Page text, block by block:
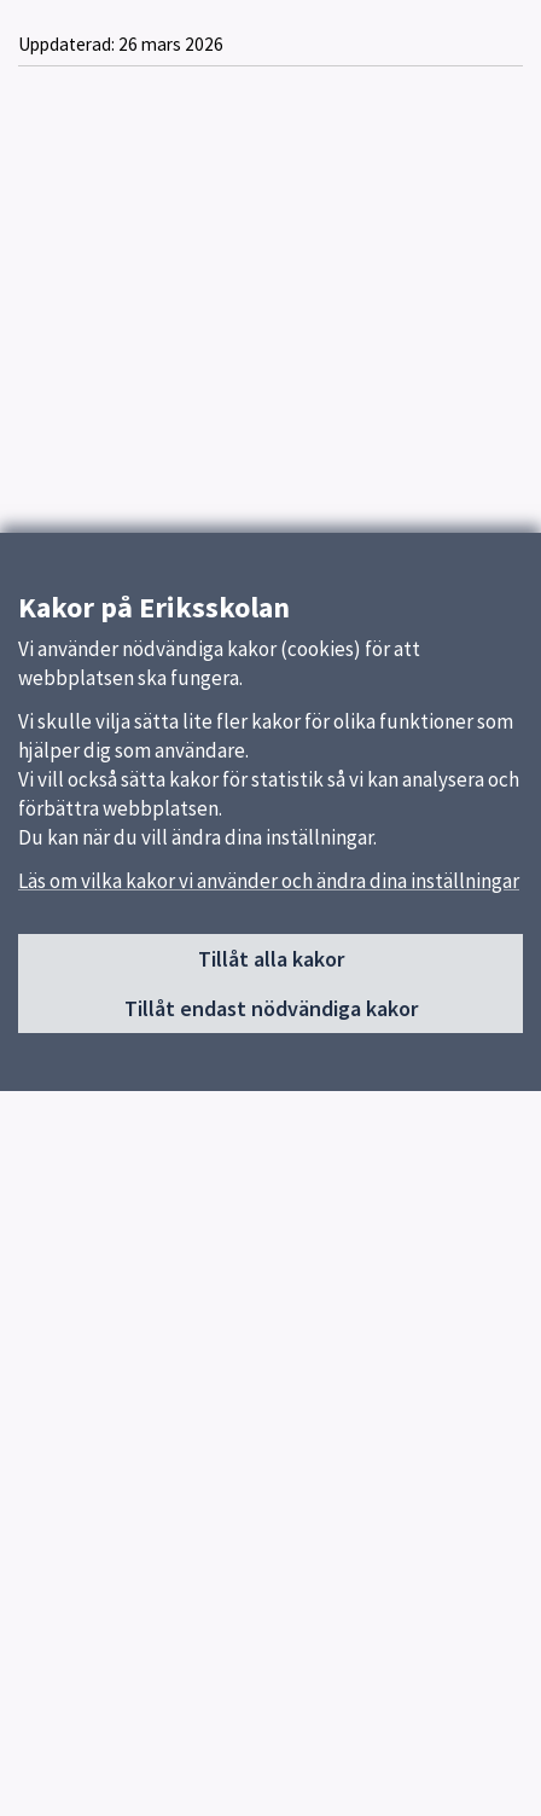
Uppdaterad: 26 mars 2026
Kakor på Eriksskolan
Vi använder nödvändiga kakor (cookies) för att
webbplatsen ska fungera.
Vi skulle vilja sätta lite fler kakor för olika funktioner som
hjälper dig som användare.
Vi vill också sätta kakor för statistik så vi kan analysera och
förbättra webbplatsen.
Du kan när du vill ändra dina inställningar.
Läs om vilka kakor vi använder och ändra dina inställningar
Tillåt alla kakor
Tillåt endast nödvändiga kakor